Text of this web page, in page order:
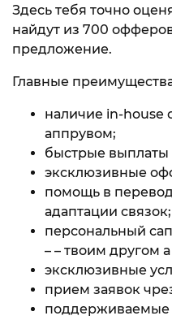
Здесь тебя точно
найдут из 700
предложение.
Главные
наличие in-house
аппрувом;
быстрые выплаты
эксклюзивные
помощь в
адаптации связок;
персональный
– – твоим другом
эксклюзивные
прием заявок
поддерживаемые